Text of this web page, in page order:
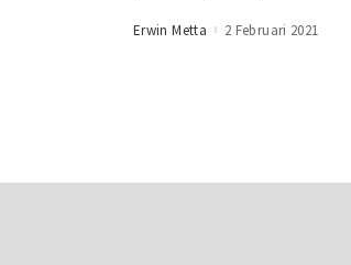
PostedErwin Metta 2 Februari 2021